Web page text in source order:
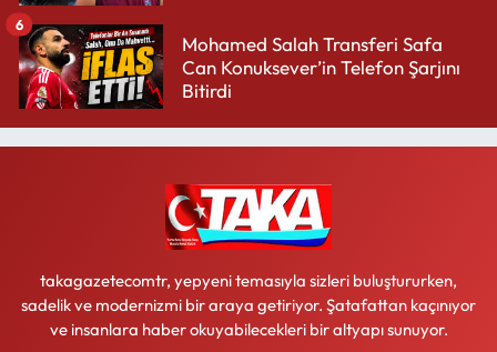
Mohamed Salah Transferi Safa
Can Konuksever’in Telefon Şarjını
Bitirdi
6
takagazetecomtr, yepyeni temasıyla sizleri buluştururken,
sadelik ve modernizmi bir araya getiriyor. Şatafattan kaçınıyor
ve insanlara haber okuyabilecekleri bir altyapı sunuyor.